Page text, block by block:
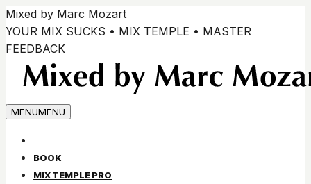
Vai
ai
contenuti
Mixed by Marc Mozart
YOUR MIX SUCKS • MIX TEMPLE • MASTER
FEEDBACK
MENUMENU
BOOK
MIX TEMPLE PRO